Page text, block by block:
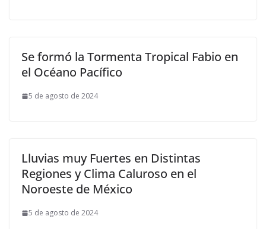
Se formó la Tormenta Tropical Fabio en
el Océano Pacífico
5 de agosto de 2024
Lluvias muy Fuertes en Distintas
Regiones y Clima Caluroso en el
Noroeste de México
5 de agosto de 2024